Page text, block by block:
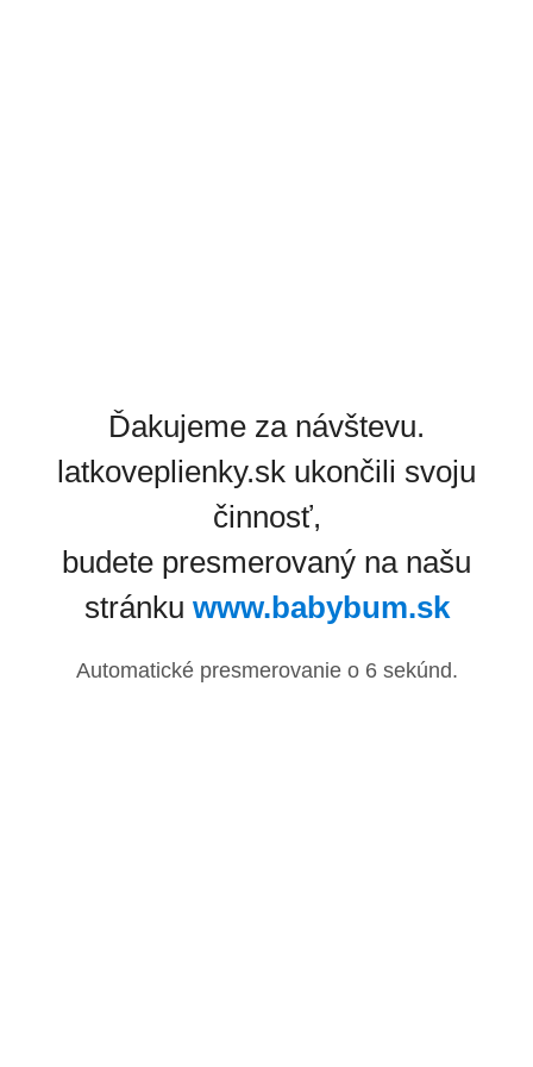
Ďakujeme za návštevu.
latkoveplienky.sk ukončili svoju
činnosť,
budete presmerovaný na našu
stránku www.babybum.sk
Automatické presmerovanie o 6sekúnd.